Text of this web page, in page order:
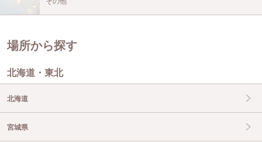
場所から探す
北海道・東北
北海道
宮城県